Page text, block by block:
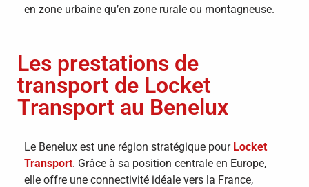
en zone urbaine qu’en zone rurale ou montagneuse.
Les prestations de
transport de Locket
Transport au Benelux
Le Benelux est une région stratégique pour Locket
Transport. Grâce à sa position centrale en Europe,
elle offre une connectivité idéale vers la France,